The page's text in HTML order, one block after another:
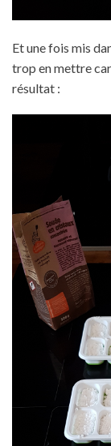
Et une fois mis
trop en mettre
résultat :